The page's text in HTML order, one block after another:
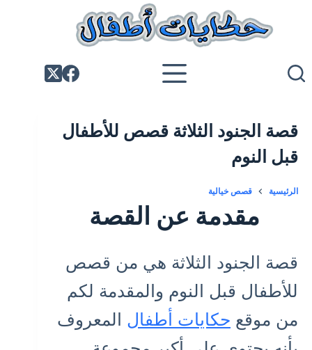
المحتوى
قصة الجنود الثلاثة قصص للأطفال
قبل النوم
الرئيسية قصص خيالية
مقدمة عن القصة
قصة الجنود الثلاثة هي من قصص
للأطفال قبل النوم والمقدمة لكم
من موقع حكايات أطفال المعروف